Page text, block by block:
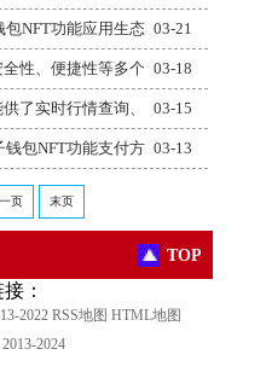
NFT功能应用生态 03-21
性、便捷性等多个 03-18
了实时行情查询、 03-15
包NFT功能支付方 03-13
页 末页
TOP
：
2022 RSS地图 HTML地图
2024